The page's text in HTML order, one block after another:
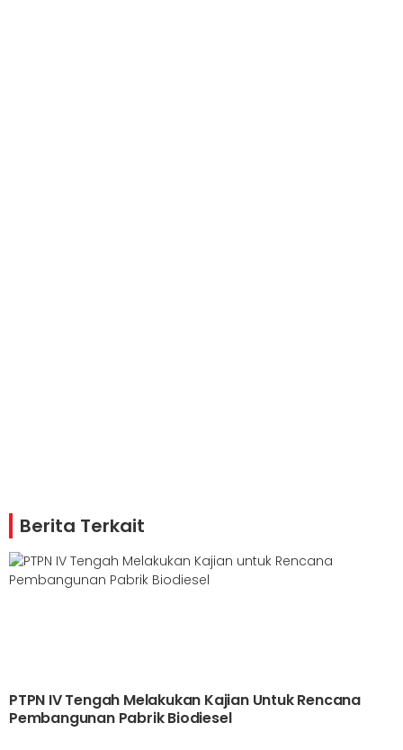
Berita Terkait
PTPN IV Tengah Melakukan Kajian Untuk Rencana
Pembangunan Pabrik Biodiesel